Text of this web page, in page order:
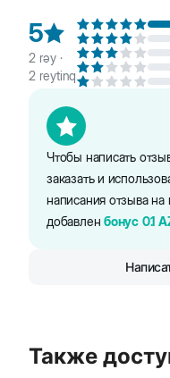
5
2rəy ·
2reytinq
Чтобы написать
заказать и
написания отзыва на
добавленбонус 0.1
Также